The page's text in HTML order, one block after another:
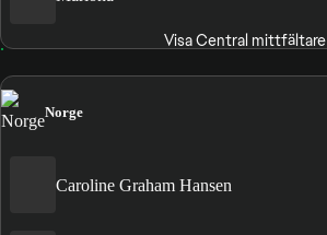
Visa Central mittfältare
Norge
Caroline Graham Hansen